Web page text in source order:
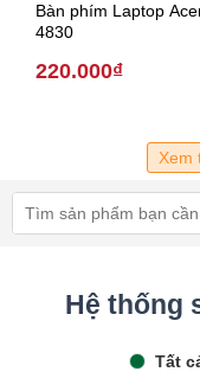
Bàn phím Laptop
4830
220.000₫
Xem
Hệ thống
Tất